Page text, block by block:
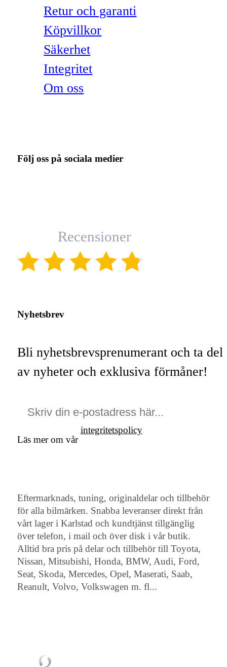
Retur och garanti
Köpvillkor
Säkerhet
Integritet
Om oss
Följ oss på sociala medier
Recensioner
Nyhetsbrev
Bli nyhetsbrevsprenumerant och ta del
av nyheter och exklusiva förmåner!
Läs mer om vår
integritetspolicy
Eftermarknads, tuning, originaldelar och tillbehör
för alla bilmärken. Snabba leveranser direkt från
vårt lager i Karlstad och kundtjänst tillgänglig
över telefon, i mail och över disk i vår butik.
Alltid bra pris på delar och tillbehör till Toyota,
Nissan, Mitsubishi, Honda, BMW, Audi, Ford,
Seat, Skoda, Mercedes, Opel, Maserati, Saab,
Reanult, Volvo, Volkswagen m. fl...